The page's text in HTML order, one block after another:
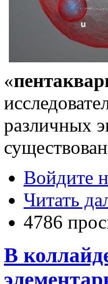
«
различных
Войдите
Читать
4786
В